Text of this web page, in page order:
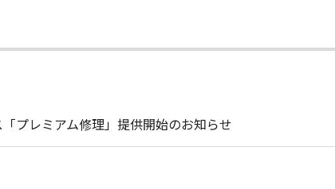
プレミアム修理」提供開始のお知らせ